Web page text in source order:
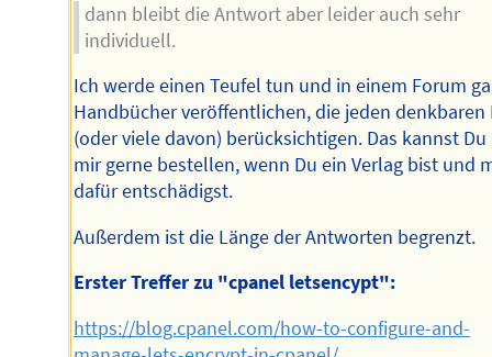
dann bleibt die Antwort aber leider auch sehr
individuell.
Ich werde einen Teufel tun und in einem Forum
Handbücher veröffentlichen, die jeden denkbaren
(oder viele davon) berücksichtigen. Das kannst Du
mir gerne bestellen, wenn Du ein Verlag bist und
dafür entschädigst.
Außerdem ist die Länge der Antworten begrenzt.
Erster Treffer zu "cpanel letsencypt":
https://blog.cpanel.com/how-to-configure-and-